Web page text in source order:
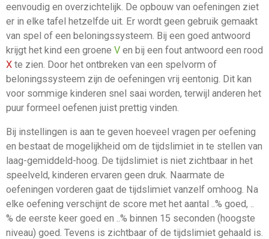
eenvoudig en overzichtelijk. De opbouw van oefeningen ziet
er in elke tafel hetzelfde uit. Er wordt geen gebruik gemaakt
van spel of een beloningssysteem. Bij een goed antwoord
krijgt het kind een groene V en bij een fout antwoord een rood
X te zien. Door het ontbreken van een spelvorm of
beloningssysteem zijn de oefeningen vrij eentonig. Dit kan
voor sommige kinderen snel saai worden, terwijl anderen het
puur formeel oefenen juist prettig vinden.
Bij instellingen is aan te geven hoeveel vragen per oefening
en bestaat de mogelijkheid om de tijdslimiet in te stellen van
laag-gemiddeld-hoog. De tijdslimiet is niet zichtbaar in het
speelveld, kinderen ervaren geen druk. Naarmate de
oefeningen vorderen gaat de tijdslimiet vanzelf omhoog. Na
elke oefening verschijnt de score met het aantal ..% goed, ..
% de eerste keer goed en ..% binnen 15 seconden (hoogste
niveau) goed. Tevens is zichtbaar of de tijdslimiet gehaald is.